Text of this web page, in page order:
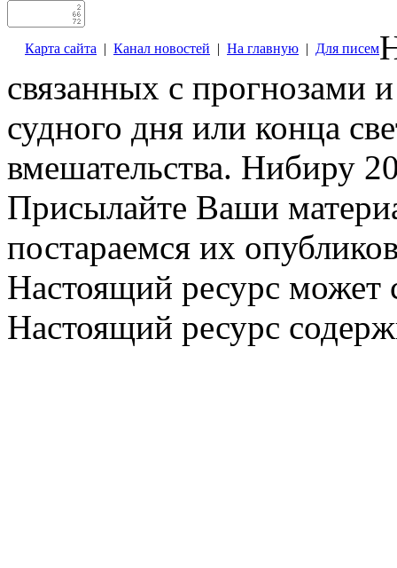
Карта сайта | Канал новостей | На главную | Для писем
связанных с прогнозами
судного дня или конца
вмешательства. Нибиру
Присылайте Ваши
постараемся их
Настоящий ресурс может
Настоящий ресурс